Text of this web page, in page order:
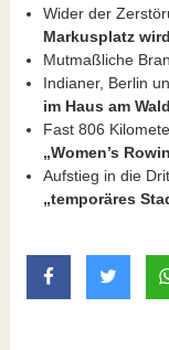
Wider der
Markusplatz
Mutmaßliche
Indianer, Berlin
im Haus am
Fast 806
„Women’s
Aufstieg in die
„temporäres
auf Facebook
auf